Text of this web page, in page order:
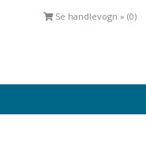
Se handlevogn » (0)